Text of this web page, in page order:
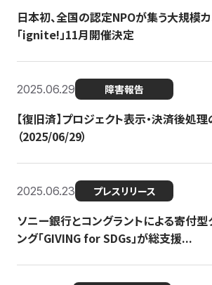
日本初、全国の認定NPOが集う大規模カ
「ignite!」11月開催決定
2025.06.29 障害報告
【復旧済】プロジェクト表示・決済後処
（2025/06/29）
2025.06.23 プレスリリース
ソニー銀行とコングラントによる寄付型
ング「GIVING for SDGs」が総支援...